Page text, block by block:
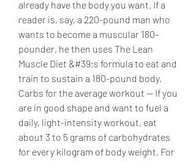
already have the body you want. If a
reader is, say, a 220-pound man who
wants to become a muscular 180-
pounder, he then uses The Lean
Muscle Diet &#39;s formula to eat and
train to sustain a 180-pound body.
Carbs for the average workout — If you
are in good shape and want to fuel a
daily, light-intensity workout, eat
about 3 to 5 grams of carbohydrates
for every kilogram of body weight. For